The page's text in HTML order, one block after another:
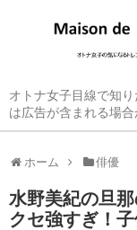
オトナ女子目線で知
は広告が含まれる場合
ホーム 俳優
水野美紀の旦
クセ強すぎ！